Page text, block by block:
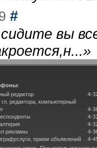
#
вы
»
редактор
редактора, компьютерный
рекламы
прием объявлений
4-
4-
4-
4-
4-
4-